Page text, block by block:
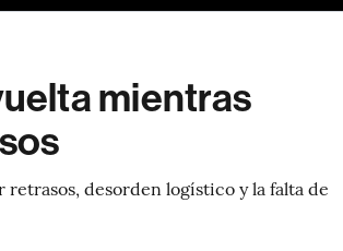
mientras
retrasos, desorden logístico y la falta de